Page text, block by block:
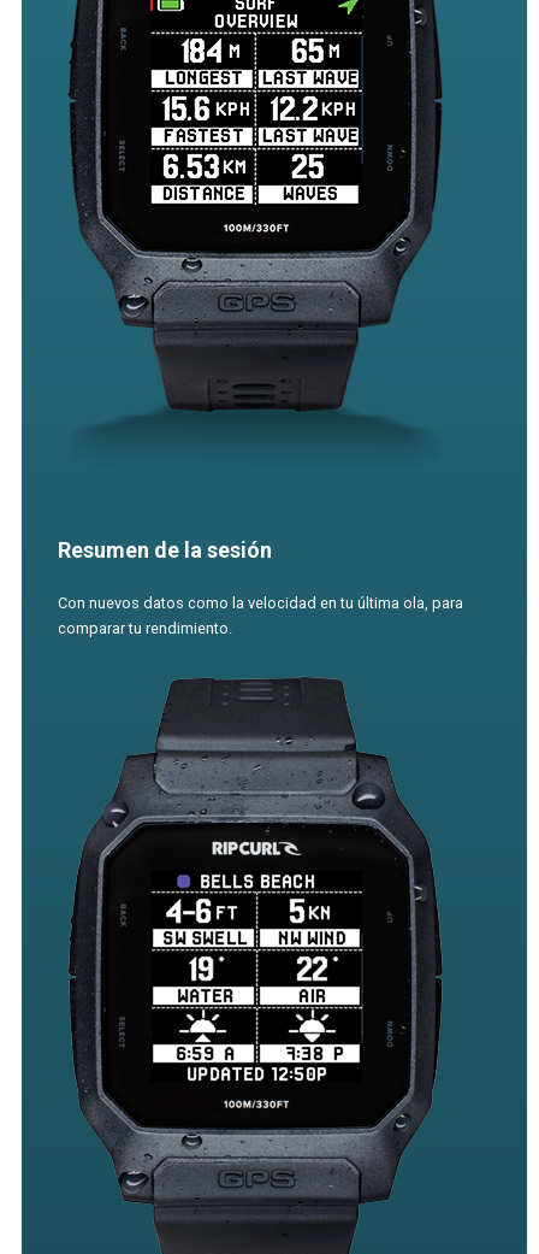
Resumen de la sesión
Con nuevos datos como la velocidad en tu última ola, para
comparar tu rendimiento.